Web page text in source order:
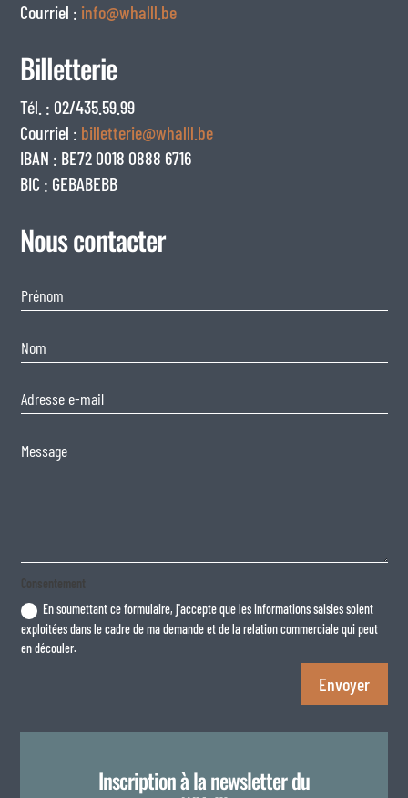
Courriel : info@whalll.be
Billetterie
Tél. : 02/435.59.99
Courriel : billetterie@whalll.be
IBAN : BE72 0018 0888 6716
BIC : GEBABEBB
Nous contacter
Consentement
En soumettant ce formulaire, j'accepte que les informations saisies soient
exploitées dans le cadre de ma demande et de la relation commerciale qui peut
en découler.
Envoyer
Inscription à la newsletter du